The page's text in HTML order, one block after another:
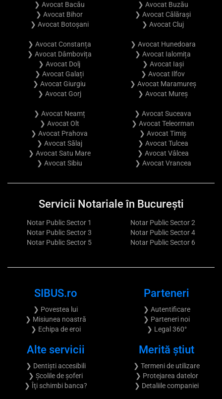
❯ Avocat Bacău
❯ Avocat Bihor
❯ Avocat Botoșani
❯ Avocat Buzău
❯ Avocat Călărași
❯ Avocat Cluj
❯ Avocat Constanța
❯ Avocat Dâmbovița
❯ Avocat Dolj
❯ Avocat Galați
❯ Avocat Giurgiu
❯ Avocat Gorj
❯ Avocat Hunedoara
❯ Avocat Ialomița
❯ Avocat Iași
❯ Avocat Ilfov
❯ Avocat Maramureș
❯ Avocat Mureș
❯ Avocat Neamț
❯ Avocat Olt
❯ Avocat Prahova
❯ Avocat Sălaj
❯ Avocat Satu Mare
❯ Avocat Sibiu
❯ Avocat Suceava
❯ Avocat Teleorman
❯ Avocat Timiș
❯ Avocat Tulcea
❯ Avocat Vâlcea
❯ Avocat Vrancea
Servicii Notariale în București
Notar Public Sector 1
Notar Public Sector 2
Notar Public Sector 3
Notar Public Sector 4
Notar Public Sector 5
Notar Public Sector 6
SIBUS.ro
❯ Povestea lui
❯ Misiunea noastră
❯ Echipa de eroi
Parteneri
❯ Autentificare
❯ Parteneri noi
❯ Legal 360°
Alte servicii
❯ Dentiști accesibili
❯ Școlile de șoferi
❯ Îţi schimbi banca?
Merită știut
❯ Termeni de utilizare
❯ Protejarea datelor
❯ Detaliile companiei